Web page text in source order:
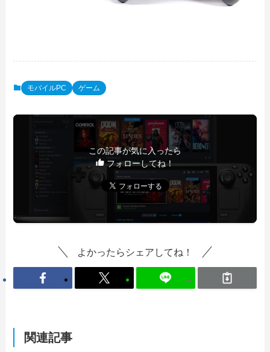
モバイルPC ゲーム
この記事が気に入ったら
フォローしてね！
よかったらシェアしてね！
関連記事